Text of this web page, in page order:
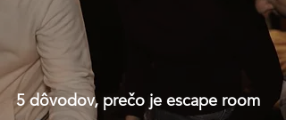
5 dôvodov, prečo je escape room